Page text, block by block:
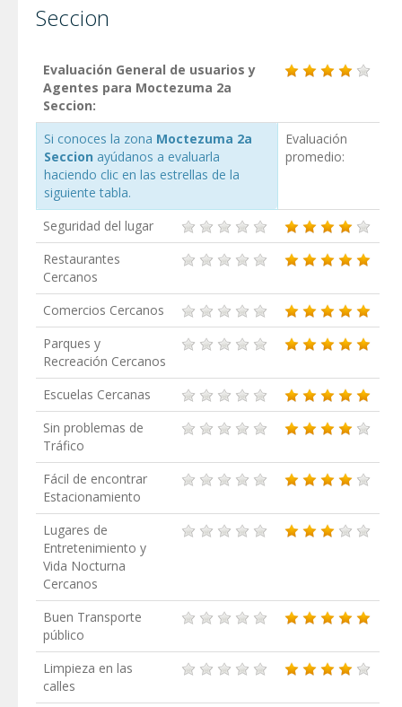
Seccion
Evaluación General de usuarios y
Agentes para Moctezuma 2a
Seccion:
Si conoces la zona Moctezuma 2a
Seccion ayúdanos a evaluarla
haciendo clic en las estrellas de la
siguiente tabla.
Evaluación
promedio:
Seguridad del lugar
Restaurantes
Cercanos
Comercios Cercanos
Parques y
Recreación Cercanos
Escuelas Cercanas
Sin problemas de
Tráfico
Fácil de encontrar
Estacionamiento
Lugares de
Entretenimiento y
Vida Nocturna
Cercanos
Buen Transporte
público
Limpieza en las
calles